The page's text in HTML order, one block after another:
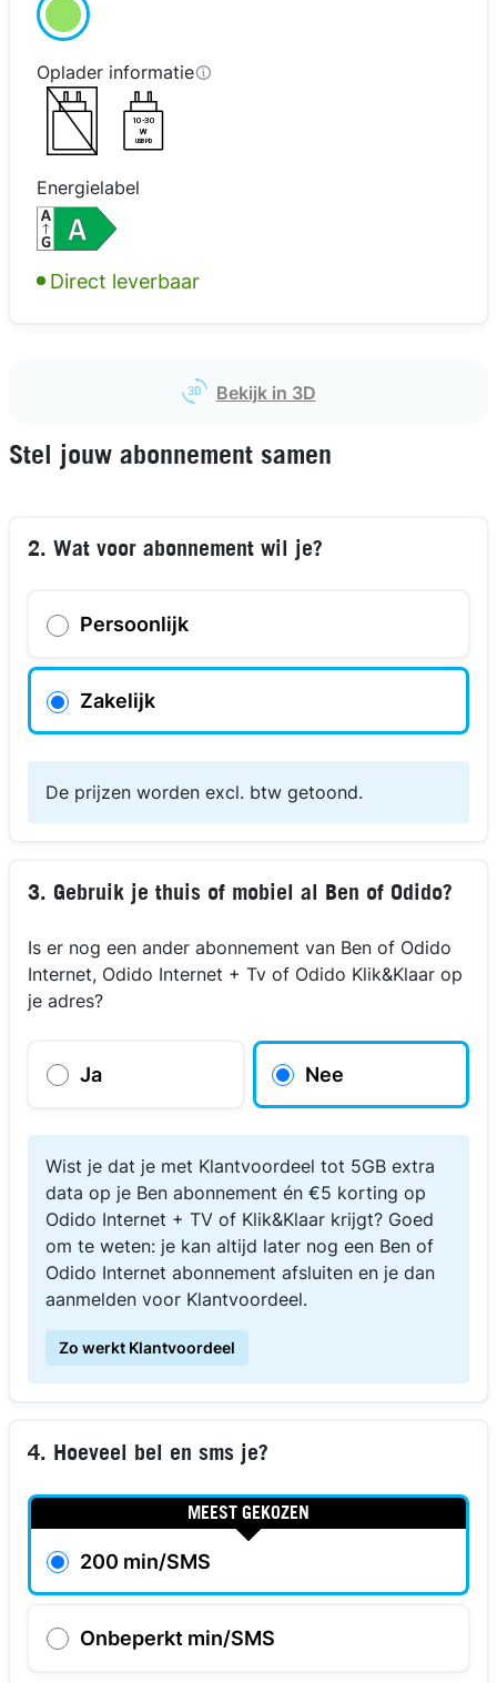
in 3D
Oplader informatie
10-30
W
USB PD
Energielabel
Direct leverbaar
Bekijk in 3D
Stel jouw abonnement samen
2. Wat voor abonnement wil je?
Persoonlijk
Zakelijk
De prijzen worden excl. btw getoond.
3. Gebruik je thuis of mobiel al Ben of Odido?
Is er nog een ander abonnement van Ben of Odido
Internet, Odido Internet + Tv of Odido Klik&Klaar op
je adres?
Ja Nee
Wist je dat je met Klantvoordeel tot 5GB extra
data op je Ben abonnement én €5 korting op
Odido Internet + TV of Klik&Klaar krijgt? Goed
om te weten: je kan altijd later nog een Ben of
Odido Internet abonnement afsluiten en je dan
aanmelden voor Klantvoordeel.
Zo werkt Klantvoordeel
4. Hoeveel bel en sms je?
MEEST GEKOZEN
200 min/SMS
Onbeperkt min/SMS